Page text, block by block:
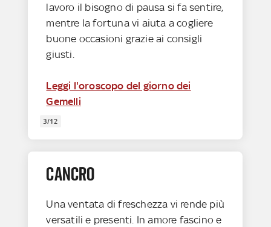
lavoro il bisogno di pausa si fa sentire,
mentre la fortuna vi aiuta a cogliere
buone occasioni grazie ai consigli
giusti.
Leggi l'oroscopo del giorno dei
Gemelli
3/12
CANCRO
Una ventata di freschezza vi rende più
versatili e presenti. In amore fascino e